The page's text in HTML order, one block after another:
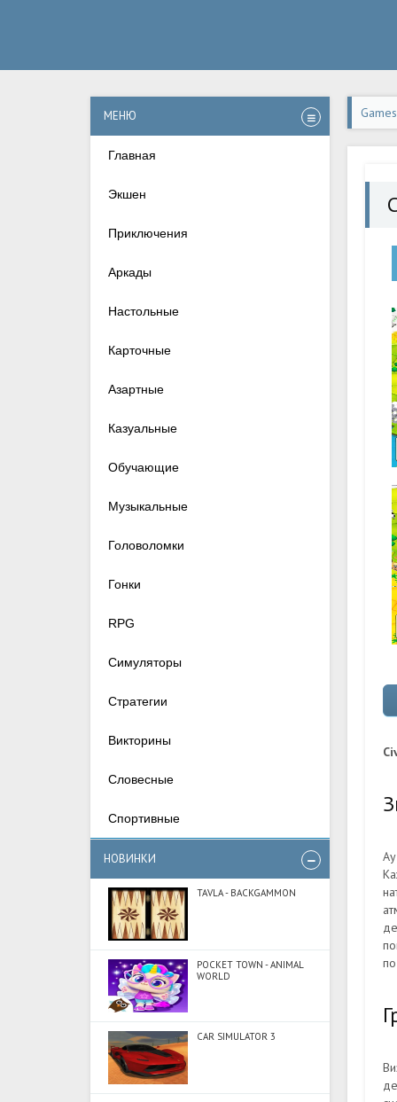
МЕНЮ
Главная
Экшен
Приключения
Аркады
Настольные
Карточные
Азартные
Казуальные
Обучающие
Музыкальные
Головоломки
Гонки
RPG
Симуляторы
Стратегии
Викторины
Словесные
Спортивные
НОВИНКИ
TAVLA - BACKGAMMON
POCKET TOWN - ANIMAL
WORLD
CAR SIMULATOR 3